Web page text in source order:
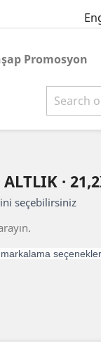
Promosyon
·
seçebilirsiniz